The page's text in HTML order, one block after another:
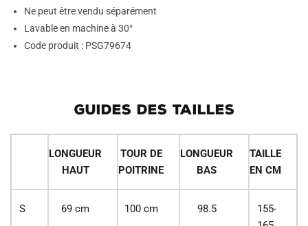
Ne peut être vendu séparément
Lavable en machine à 30°
Code produit : PSG79674
GUIDES DES TAILLES
LONGUEUR
HAUT
TOUR DE
POITRINE
LONGUEUR
BAS
TAILLE
EN CM
S 69 cm 100 cm 98.5
155-